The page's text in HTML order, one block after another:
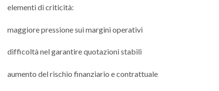
elementi di criticità:
maggiore pressione sui margini operativi
difficoltà nel garantire quotazioni stabili
aumento del rischio finanziario e contrattuale